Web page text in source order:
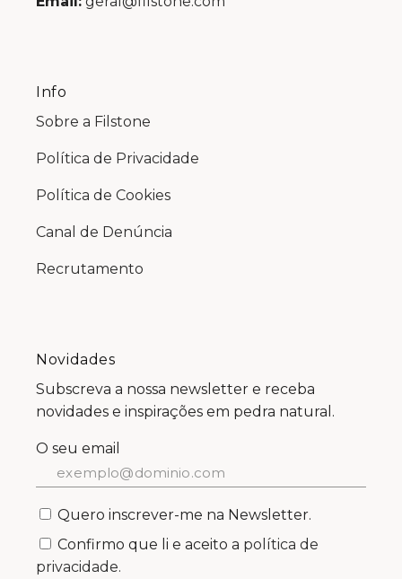
Info
Sobre a Filstone
Política de Privacidade
Política de Cookies
Canal de Denúncia
Recrutamento
Novidades
Subscreva a nossa newsletter e receba
novidades e inspirações em pedra natural.
O seu email
Quero inscrever-me na Newsletter.
Confirmo que li e aceito a política de
privacidade.